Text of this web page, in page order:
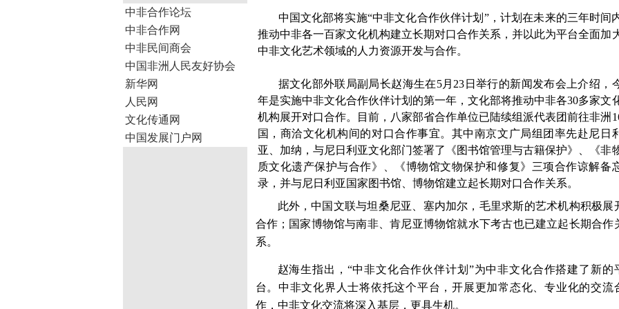
中非合作论坛
中非合作网
中非民间商会
中国非洲人民友好协会
新华网
人民网
文化传通网
中国发展门户网
中国文化部将实施“中非文化合作伙伴计划”，计划在未来的三年时间
推动中非各一百家文化机构建立长期对口合作关系，并以此为平台全面加
中非文化艺术领域的人力资源开发与合作。
据文化部外联局副局长赵海生在5月 23 日举行的新闻发布会上介绍，
年是实施中非文化合作伙伴计划的第一年，文化部将推动中非各30多家文
机构展开对口合作。
目前， 八家部省合作单位已陆续组派代表团前往非洲
国，商洽文化机构间的对口合作事宜。其中南京文广局组团率先赴尼日
亚、加纳，与尼日利亚文化部门签署了《图书馆管理与古籍保护》、《非
质文化遗产保护与合作》、《博物馆文物保护和修复》三项合作谅解备
录，并与尼日利亚国家图书馆、博物馆建立起长期对口合作关系。
此外，中国文联与坦桑尼亚、塞内加尔，毛里求斯的艺术机构积极展
合作；国家博物馆与南非、肯尼亚博物馆就水下考古也已建立起长期合作
系。
赵海生指出，“中非文化合作伙伴计划”为中非文化合作搭建了新的
台。中非文化界人士将依托这个平台，开展更加常态化、专业化的交流
作， 中非文化交流将深入基层，更具生机。